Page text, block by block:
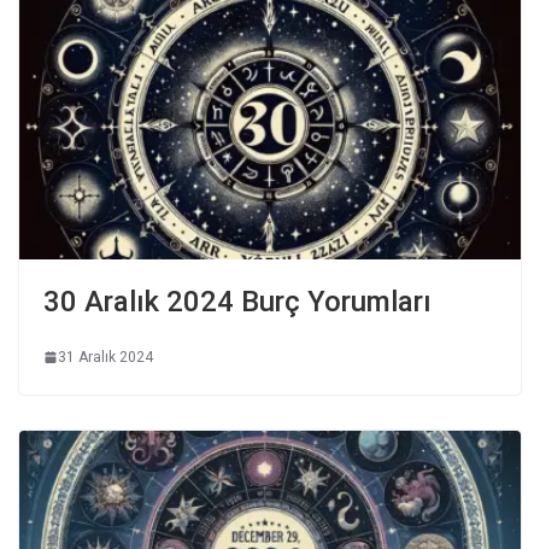
30 Aralık 2024 Burç Yorumları
31 Aralık 2024